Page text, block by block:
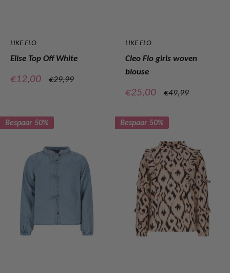
LIKE FLO
Elise Top Off White
Verkoopprijs
€12,00
Normale
€29,99
LIKE FLO
Cleo Flo girls woven
blouse
Verkoopprijs
€25,00
Normale
€49,99
Bespaar 50% Bespaar 50%